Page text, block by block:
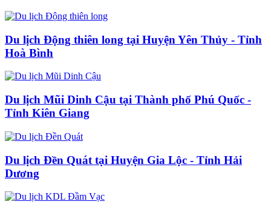
Du lịch Động thiên long tại Huyện Yên Thủy - Tỉnh
Hoà Bình
Du lịch Mũi Dinh Cậu tại Thành phố Phú Quốc -
Tỉnh Kiên Giang
Du lịch Đền Quát tại Huyện Gia Lộc - Tỉnh Hải
Dương